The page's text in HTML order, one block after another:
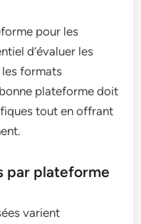
pour les
d’évaluer les
formats
plateforme doit
tout en offrant
par plateforme
varient